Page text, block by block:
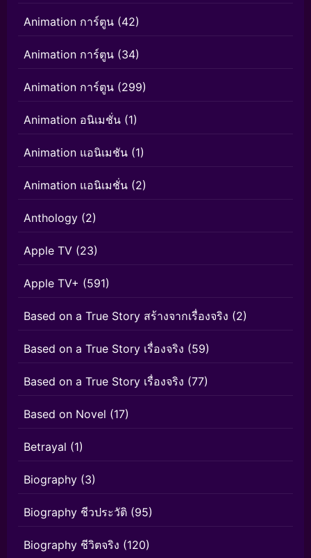
Animation การ์ตูน (42)
Animation การ์ตูน (34)
Animation การ์ตูน (299)
Animation อนิเมชั่น (1)
Animation แอนิเมชัน (1)
Animation แอนิเมชั่น (2)
Anthology (2)
Apple TV (23)
Apple TV+ (591)
Based on a True Story สร้างจากเรื่องจริง (2)
Based on a True Story เรื่องจริง (59)
Based on a True Story เรื่องจริง (77)
Based on Novel (17)
Betrayal (1)
Biography (3)
Biography ชีวประวัติ (95)
Biography ชีวิตจริง (120)